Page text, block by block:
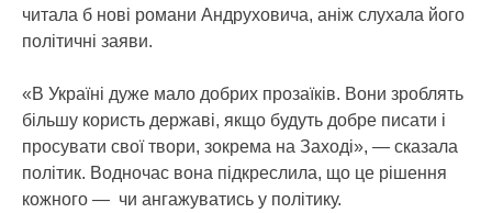
читала б нові романи Андруховича, аніж слухала його
політичні заяви.
«В Україні дуже мало добрих прозаїків. Вони зроблять
більшу користь державі, якщо будуть добре писати і
просувати свої твори, зокрема на Заході», — сказала
політик. Водночас вона підкреслила, що це рішення
кожного — чи ангажуватись у політику.